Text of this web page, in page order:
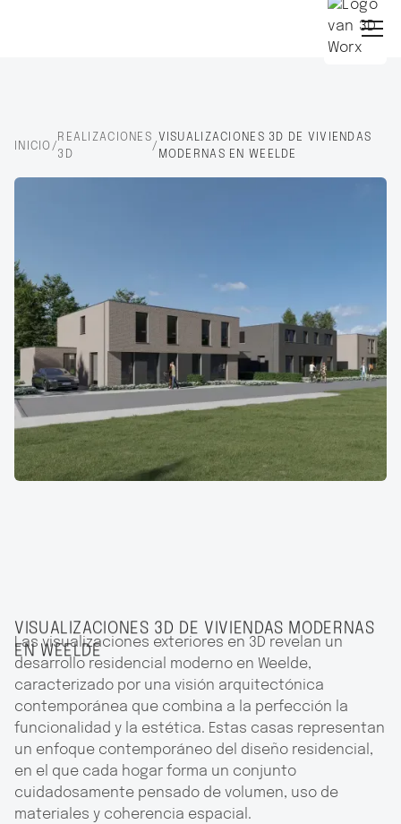
INICIO /
REALIZACIONES
3D
/
VISUALIZACIONES 3D DE VIVIENDAS
MODERNAS EN WEELDE
VISUALIZACIONES 3D DE VIVIENDAS MODERNAS
EN WEELDE
Las visualizaciones exteriores en 3D revelan un
desarrollo residencial moderno en Weelde,
caracterizado por una visión arquitectónica
contemporánea que combina a la perfección la
funcionalidad y la estética. Estas casas representan
un enfoque contemporáneo del diseño residencial,
en el que cada hogar forma un conjunto
cuidadosamente pensado de volumen, uso de
materiales y coherencia espacial.